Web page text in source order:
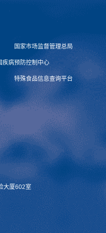
国家市场监督管理总局
疾病预防控制中心
特殊食品信息查询平台
大厦602室